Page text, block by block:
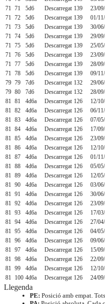
71 71 5d6 Descarregat 139 23/
71 72 5d6 Descarregat 139 01/
71 73 5d6 Descarregat 139 30/
71 74 5d6 Descarregat 139 29/
71 75 5d6 Descarregat 139 25/
71 76 5d6 Descarregat 139 23/
71 77 5d6 Descarregat 139 28/
71 78 5d6 Descarregat 139 09/
79 79 7d6 Descarregat 132 29/
79 80 7d6 Descarregat 132 28/
81 81 4d6a Descarregat 126 12/
81 82 4d6a Descarregat 126 06/
81 83 4d6a Descarregat 126 07/
81 84 4d6a Descarregat 126 17/
81 85 4d6a Descarregat 126 23/
81 86 4d6a Descarregat 126 12/
81 87 4d6a Descarregat 126 01/
81 88 4d6a Descarregat 126 05/
81 89 4d6a Descarregat 126 12/
81 90 4d6a Descarregat 126 03/
81 91 4d6a Descarregat 126 30/
81 92 4d6a Descarregat 126 23/
81 93 4d6a Descarregat 126 17/
81 94 4d6a Descarregat 126 27/
81 95 4d6a Descarregat 126 04/
81 96 4d6a Descarregat 126 09/
81 97 4d6a Descarregat 126 15/
81 98 4d6a Descarregat 126 22/
81 99 4d6a Descarregat 126 12/
81
100 4d6a Descarregat 126 24/
Llegenda
PE: Posició amb empat.